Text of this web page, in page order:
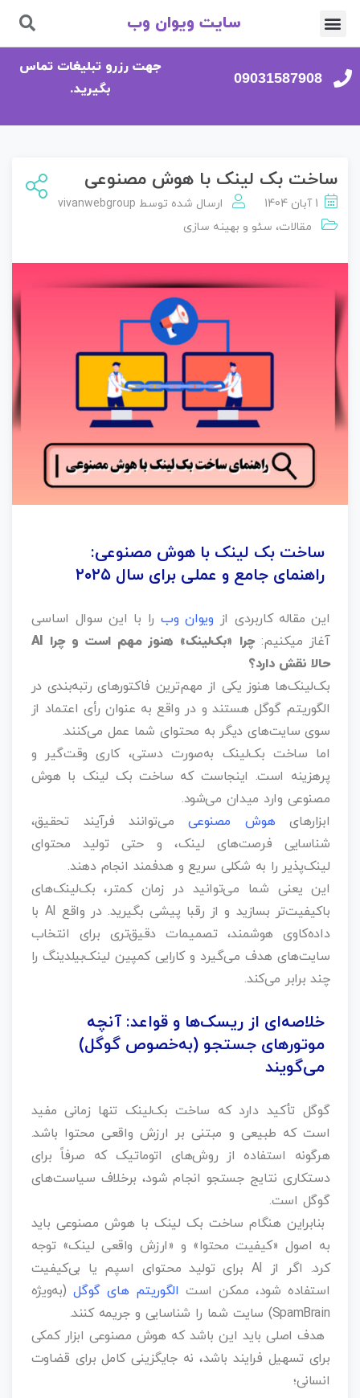
سایت ویوان وب
09031587908
جهت رزرو تبلیغات تماس
بگیرید.
ساخت بک لینک با هوش مصنوعی
1 آبان 1404 ارسال شده توسط vivanwebgroup
مقالات، سئو و بهینه سازی
ساخت بک‌ لینک با هوش مصنوعی:
راهنمای جامع و عملی برای سال ۲۰۲۵
این مقاله کاربردی از ویوان وبرا با این سوال اساسی
آغاز میکنیم:
حالا نقش دارد؟
بک‌لینک‌ها هنوز یکی از مهم‌ترین فاکتورهای رتبه‌بندی در
الگوریتم گوگل هستند و در واقع به عنوان رأی اعتماد از
سوی سایت‌های دیگر به محتوای شما عمل می‌کنند.
اما ساخت بک‌لینک به‌صورت دستی، کاری وقت‌گیر و
پرهزینه است. اینجاست که ساخت بک‌ لینک با هوش
مصنوعی وارد میدان می‌شود.
ابزارهایهوش مصنوعیمی‌توانند فرآیند تحقیق،
شناسایی فرصت‌های لینک، و حتی تولید محتوای
لینک‌پذیر را به شکلی سریع و هدفمند انجام دهند.
این یعنی شما می‌توانید در زمان کمتر، بک‌لینک‌های
باکیفیت‌تر بسازید و از رقبا پیشی بگیرید. در واقع AI با
داده‌کاوی هوشمند، تصمیمات دقیق‌تری برای انتخاب
سایت‌های هدف می‌گیرد و کارایی کمپین لینک‌بیلدینگ را
چند برابر می‌کند.
خلاصه‌ای از ریسک‌ها و قواعد: آنچه
موتورهای جستجو (به‌خصوص گوگل)
می‌گویند
گوگل تأکید دارد که ساخت بک‌لینک تنها زمانی مفید
است که طبیعی و مبتنی بر ارزش واقعی محتوا باشد.
هرگونه استفاده از روش‌های اتوماتیک که صرفاً برای
دستکاری نتایج جستجو انجام شود، برخلاف سیاست‌های
گوگل است.
بنابراین هنگام ساخت بک‌ لینک با هوش مصنوعی باید
به اصول «کیفیت محتوا» و «ارزش واقعی لینک» توجه
کرد. اگر از AI برای تولید محتوای اسپم یا بی‌کیفیت
استفاده شود، ممکن است الگوریتم‌ های گوگل(به‌ویژه
SpamBrain) سایت شما را شناسایی و جریمه کنند.
هدف اصلی باید این باشد که هوش مصنوعی ابزار کمکی
برای تسهیل فرایند باشد، نه جایگزینی کامل برای قضاوت
انسانی؛